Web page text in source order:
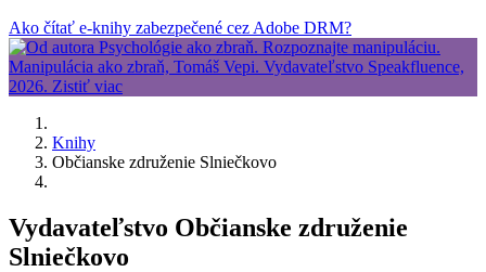
Ako čítať e-knihy zabezpečené cez Adobe DRM?
Knihy
Občianske združenie Slniečkovo
Vydavateľstvo Občianske združenie
Slniečkovo